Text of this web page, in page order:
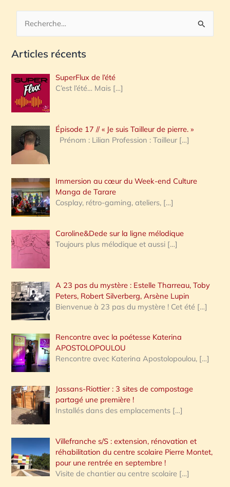
c
e
r
c
h
e
:
Articles récents
SuperFlux de l’été
C’est l’été… Mais […]
Épisode 17 // « Je suis Tailleur de pierre. »
Prénom : Lilian Profession : Tailleur […]
Immersion au cœur du Week-end Culture
Manga de Tarare
Cosplay, rétro-gaming, ateliers, […]
Caroline&Dede sur la ligne mélodique
Toujours plus mélodique et aussi […]
A 23 pas du mystère : Estelle Tharreau, Toby
Peters, Robert Silverberg, Arsène Lupin
Bienvenue à 23 pas du mystère ! Cet été […]
Rencontre avec la poétesse Katerina
APOSTOLOPOULOU
Rencontre avec Katerina Apostolopoulou, […]
Jassans-Riottier : 3 sites de compostage
partagé une première !
Installés dans des emplacements […]
Villefranche s/S : extension, rénovation et
réhabilitation du centre scolaire Pierre Montet,
pour une rentrée en septembre !
Visite de chantier au centre scolaire […]